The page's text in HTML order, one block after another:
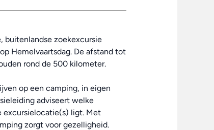
buitenlandse zoekexcursie
Hemelvaartsdag. De afstand tot
rond de 500 kilometer.
op een camping, in eigen
adviseert welke
excursielocatie(s) ligt. Met
zorgt voor gezelligheid.